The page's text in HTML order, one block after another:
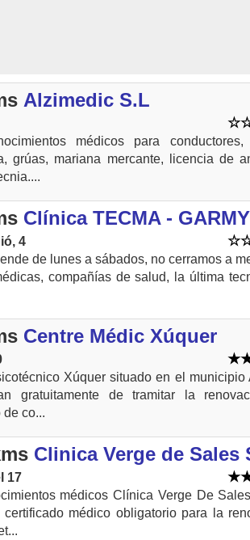
Alzimedic S.L
médicos para conductores,
grúas, mariana mercante, licencia de
Clínica TECMA -
4
de lunes a sábados, no cerramos a
compañías de salud, la última
Centre Médic Xúquer
Xúquer situado en el municipio
gratuitamente de tramitar la
co...
Clinica Verge de Sales
17
médicos Clínica Verge De
médico obligatorio para la